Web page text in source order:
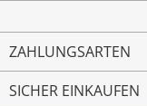
ZAHLUNGSARTEN
SICHER EINKAUFEN